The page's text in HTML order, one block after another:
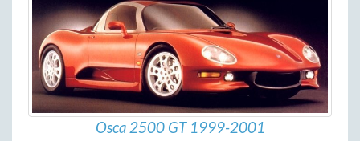
Osca 2500 GT 1999-2001